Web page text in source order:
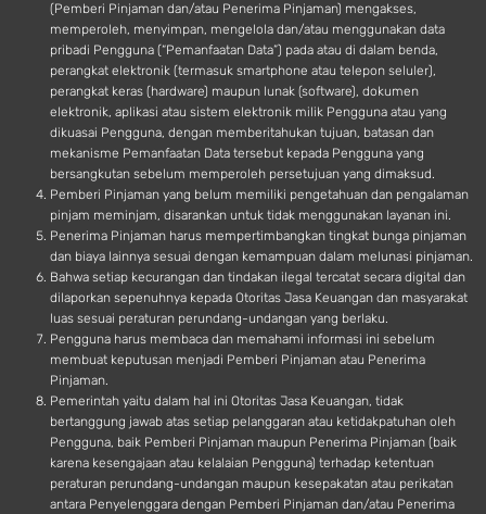
(Pemberi Pinjaman dan/atau Penerima Pinjaman) mengakses,
memperoleh, menyimpan, mengelola dan/atau menggunakan data
pribadi Pengguna (“Pemanfaatan Data”) pada atau di dalam benda,
perangkat elektronik (termasuk smartphone atau telepon seluler),
perangkat keras (hardware) maupun lunak (software), dokumen
elektronik, aplikasi atau sistem elektronik milik Pengguna atau yang
dikuasai Pengguna, dengan memberitahukan tujuan, batasan dan
mekanisme Pemanfaatan Data tersebut kepada Pengguna yang
bersangkutan sebelum memperoleh persetujuan yang dimaksud.
Pemberi Pinjaman yang belum memiliki pengetahuan dan pengalaman
pinjam meminjam, disarankan untuk tidak menggunakan layanan ini.
Penerima Pinjaman harus mempertimbangkan tingkat bunga pinjaman
dan biaya lainnya sesuai dengan kemampuan dalam melunasi pinjaman.
Bahwa setiap kecurangan dan tindakan ilegal tercatat secara digital dan
dilaporkan sepenuhnya kepada Otoritas Jasa Keuangan dan masyarakat
luas sesuai peraturan perundang-undangan yang berlaku.
Pengguna harus membaca dan memahami informasi ini sebelum
membuat keputusan menjadi Pemberi Pinjaman atau Penerima
Pinjaman.
Pemerintah yaitu dalam hal ini Otoritas Jasa Keuangan, tidak
bertanggung jawab atas setiap pelanggaran atau ketidakpatuhan oleh
Pengguna, baik Pemberi Pinjaman maupun Penerima Pinjaman (baik
karena kesengajaan atau kelalaian Pengguna) terhadap ketentuan
peraturan perundang-undangan maupun kesepakatan atau perikatan
antara Penyelenggara dengan Pemberi Pinjaman dan/atau Penerima